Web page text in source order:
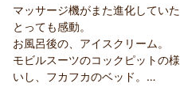
貴重なご意見として真摯に受け
それにもかかわらず「それ以外
心より感謝申し上げます。また
ぜひお気軽にお越しください
いただけますよう努めてまいり
またお会いできます日を、心よ
★れもんてぃーぬ様
この度はご宿泊頂きまして誠に
心温まるクチコミをありがとう
体調がすぐれない中でのご来館
その後お元気を取り戻された
安心いたしました。お食事も
マッサージ機がまた進化していた
とっても感動。
お風呂後の、アイスクリーム。
モビルスーツのコックピットの
いし、フカフカのベッド。